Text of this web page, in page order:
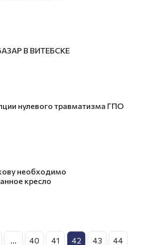
В ВИТЕБСКЕ
нулевого травматизма ГПО
необходимо
кресло
40 41 42 43
44